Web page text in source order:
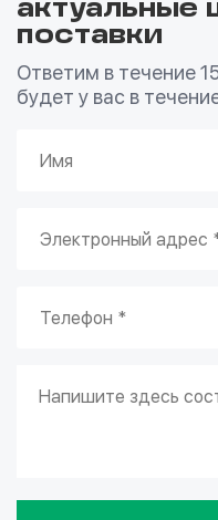
актуальные
поставки
Ответим в течение
будет у вас в